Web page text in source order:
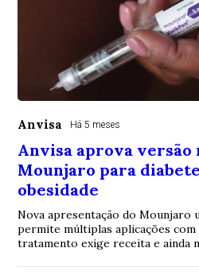
Anvisa Há 5 meses
Anvisa aprova versão
Mounjaro para
obesidade
Nova apresentação do Mounjaro
permite múltiplas aplicações com
tratamento exige receita e ainda